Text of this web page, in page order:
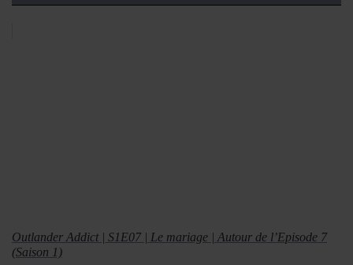
Outlander Addict | S1E07 | Le mariage | Autour de l’Episode 7
(Saison 1)